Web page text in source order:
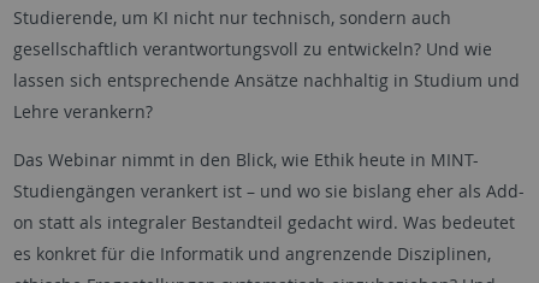
Studierende, um KI nicht nur technisch, sondern auch
gesellschaftlich verantwortungsvoll zu entwickeln? Und wie
lassen sich entsprechende Ansätze nachhaltig in Studium und
Lehre verankern?
Das Webinar nimmt in den Blick, wie Ethik heute in MINT-
Studiengängen verankert ist – und wo sie bislang eher als Add-
on statt als integraler Bestandteil gedacht wird. Was bedeutet
es konkret für die Informatik und angrenzende Disziplinen,